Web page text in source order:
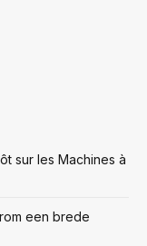
sur les Machines à
een brede